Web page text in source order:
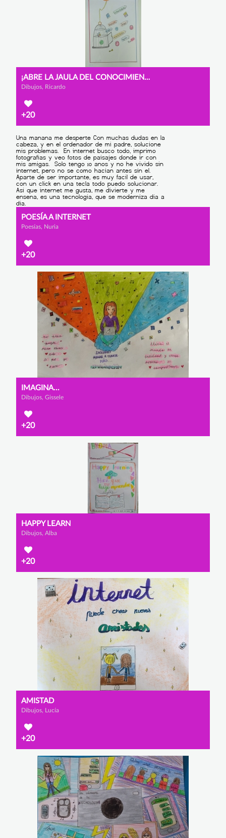
¡ABRE LA JAULA DEL CONOCIMIENTO!
Dibujos, Ricardo
+20
POESÍA A INTERNET
Poesías, Nuria
+20
IMAGINA...
Dibujos, Gissele
+20
HAPPY LEARN
Dibujos, Alba
+20
AMISTAD
Dibujos, Lucía
+20